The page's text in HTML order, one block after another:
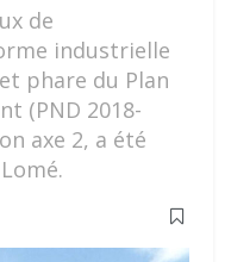
de
industrielle
phare du Plan
(PND 2018-
axe 2, a été